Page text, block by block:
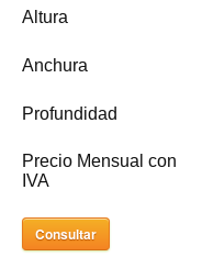
Altura
Anchura
Profundidad
Precio Mensual con
IVA
Consultar